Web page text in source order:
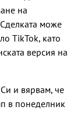
на
може
TikTok, като
версия на
и вярвам, че
в понеделник